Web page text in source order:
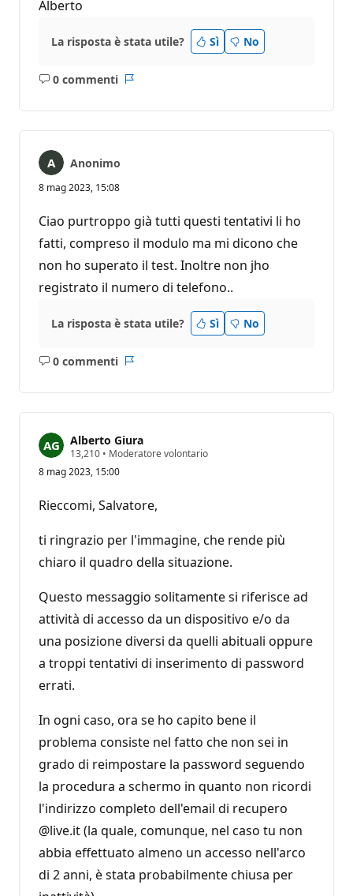
Alberto
La risposta è stata utile? Sì No
0 commenti
Nessun
Anonimo
8 mag 2023, 15:08
Ciao purtroppo già tutti questi tentativi li ho
fatti, compreso il modulo ma mi dicono che
non ho superato il test. Inoltre non jho
registrato il numero di telefono..
La risposta è stata utile? Sì No
0 commenti
Nessun
Alberto Giura
13,210 P
n
i
d
r
e
p
u
a
i
n
• Moderatore volontario
8 mag 2023, 15:00
Rieccomi, Salvatore,
ti ringrazio per l'immagine, che rende più
chiaro il quadro della situazione.
Questo messaggio solitamente si riferisce ad
attività di accesso da un dispositivo e/o da
una posizione diversi da quelli abituali oppure
a troppi tentativi di inserimento di password
errati.
In ogni caso, ora se ho capito bene il
problema consiste nel fatto che non sei in
grado di reimpostare la password seguendo
la procedura a schermo in quanto non ricordi
l'indirizzo completo dell'email di recupero
@live.it (la quale, comunque, nel caso tu non
abbia effettuato almeno un accesso nell'arco
di 2 anni, è stata probabilmente chiusa per